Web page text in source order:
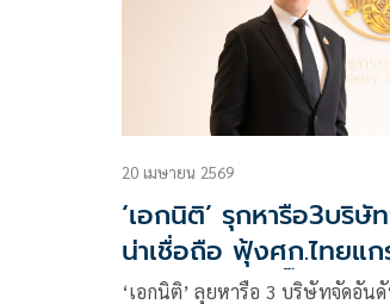
20 เมษายน 2569
‘เอกนิติ’ รุกหารือ3บริ
น่าเชื่อถือ ฟุ้งศก.ไทยแ
เงินสำรองเต็มปี๊บ
‘เอกนิติ’ ลุยหารือ 3 บริษัทจัดอัน